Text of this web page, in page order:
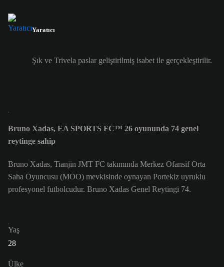
Yaratıcı
Şık ve Trivela paslar geliştirilmiş isabet ile gerçekleştirilir.
Bruno Xadas, EA SPORTS FC™ 26 oyununda 74 genel
reytinge sahip
Bruno Xadas, Tianjin JMT FC takımında Merkez Ofansif Orta
Saha Oyuncusu (MOO) mevkisinde oynayan Portekiz uyruklu
profesyonel futbolcudur. Bruno Xadas Genel Reytingi 74.
Yaş
28
Ülke